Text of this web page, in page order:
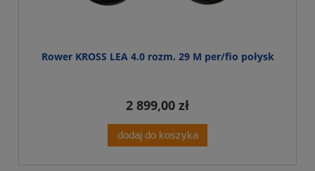
Rower KROSS LEA 4.0 rozm. 29 M per/fio połysk
2 899,00 zł
dodaj do koszyka